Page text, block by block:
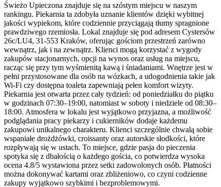
Świeżo Upieczona znajduje się na szóstym miejscu w naszym
rankingu. Piekarnia ta zdobyła uznanie klientów dzięki wybitnej
jakości wypiekom, które codziennie przyciągają tłumy spragnione
prawdziwego rzemiosła. Lokal znajduje się pod adresem Cystersów
26c/LU4, 31-553 Kraków, oferując gościom przestrzeń zarówno
wewnątrz, jak i na zewnątrz. Klienci mogą korzystać z wygody
zakupów stacjonarnych, opcji na wynos oraz usług na miejscu,
racząc się przy tym wyśmienitą kawą i śniadaniami. Wnętrze jest w
pełni przystosowane dla osób na wózkach, a udogodnienia takie jak
Wi-Fi czy dostępna toaleta zapewniają pełen komfort wizyty.
Piekarnia jest otwarta przez cały tydzień: od poniedziałku do piątku
w godzinach 07:30–19:00, natomiast w soboty i niedziele od 08:30–
18:00. Atmosfera w lokalu jest wyjątkowo przyjazna, a możliwość
podglądania pracy piekarzy i cukierników dodaje każdemu
zakupowi unikalnego charakteru. Klienci szczególnie chwalą sobie
wspaniałe drożdżówki, croissanty oraz autorskie słodkości, które
rozpływają się w ustach. To miejsce, gdzie pasja do pieczenia
spotyka się z dbałością o każdego gościa, co potwierdza wysoka
ocena 4.8/5 wystawiona przez setki zadowolonych osób. Płatności
można dokonywać kartami oraz zbliżeniowo, co czyni codzienne
zakupy wyjątkowo szybkimi i bezproblemowymi.